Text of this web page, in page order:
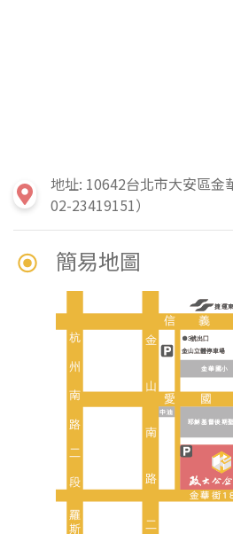
地址: 10642台北市大安區金
02-23419151）
簡易地圖